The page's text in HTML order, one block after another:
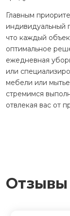
Главным
индивидуальный
что каждый
оптимальное
ежедневная
или
мебели или
стремимся
отвлекая вас от
Отзывы